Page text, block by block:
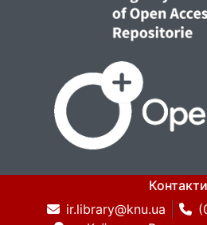
Контакти
ir.library@knu.ua